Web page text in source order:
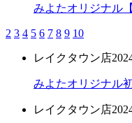
みよたオリジナル
2 3 4 5 6 7 8 9 10
レイクタウン店
みよたオリジナル
レイクタウン店